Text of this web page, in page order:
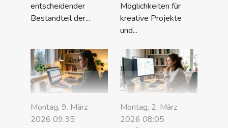
entscheidender
Bestandteil der...
Möglichkeiten für
kreative Projekte
und...
Montag, 9. März
2026 09:35
Montag, 2. März
2026 08:05